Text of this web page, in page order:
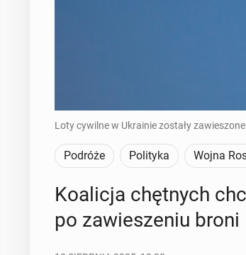
Loty cywilne w Ukrainie zostały
Podróże Polityka Wojna
Ko­ali­cja chęt­nych
po za­wie­sze­niu broni